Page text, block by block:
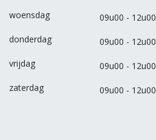
woensdag
donderdag
vrijdag
zaterdag
09u00 - 12u00
09u00 - 12u00
09u00 - 12u00
09u00 - 12u00